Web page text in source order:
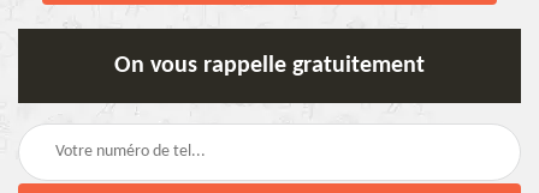
On vous rappelle gratuitement